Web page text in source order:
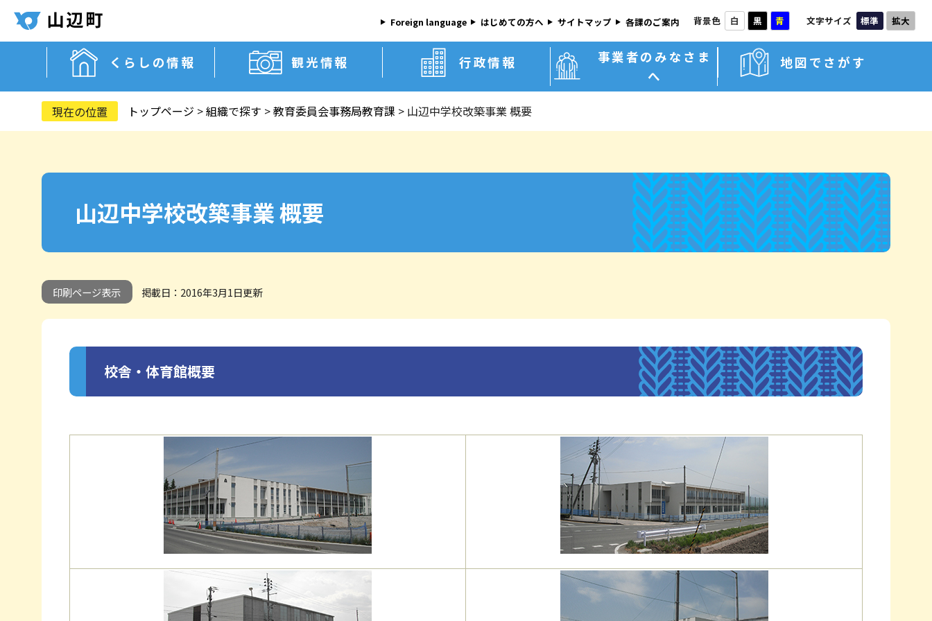
Foreign language はじめての方へ サイトマップ 各課のご案内 背景色 白 黒 青 文字サイズ 標準 拡大
くらしの情報 観光情報 行政情報
事業者のみなさま
へ
地図でさがす
トップページ >組織で探す >教育委員会事務局教育課 > 山辺中学校改築事業 概要
山辺中学校改築事業 概要
印刷ページ表示 掲載日：2016年3月1日更新
校舎・体育館概要